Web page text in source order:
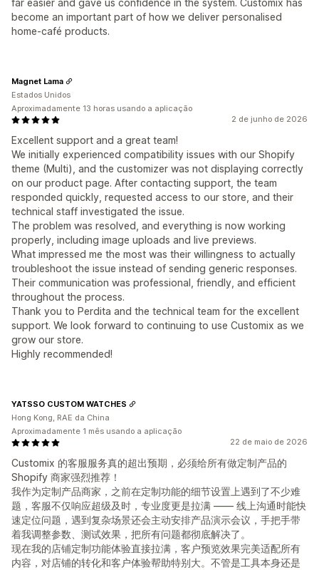
far easier and gave us confidence in the system. Customix has
become an important part of how we deliver personalised
home‑café products.
2 de junho de 2026
Excellent support and a great team!
We initially experienced compatibility issues with our Shopify
theme (Multi), and the customizer was not displaying correctly
on our product page. After contacting support, the team
responded quickly, requested access to our store, and their
technical staff investigated the issue.
The problem was resolved, and everything is now working
properly, including image uploads and live previews.
What impressed me the most was their willingness to actually
troubleshoot the issue instead of sending generic responses.
Their communication was professional, friendly, and efficient
throughout the process.
Thank you to Perdita and the technical team for the excellent
support. We look forward to continuing to use Customix as we
grow our store.
Highly recommended!
Magnet Lama
Estados Unidos
Aproximadamente 13 horas usando a aplicação
22 de maio de 2026
Customix 的客服服务真的超出预期，必须给所有做定制产品的
Shopify 商家强烈推荐！
我作为定制产品商家，之前在定制功能的细节设置上遇到了不少难
题，客服不仅响应超级及时，专业度更是拉满 —— 线上沟通时能快
速定位问题，遇到复杂场景还会主动安排产品演示会议，手把手带
着我调整参数、测试效果，把所有问题都彻底解决了。
现在我的店铺定制功能体验直接拉满，客户预览效果完美适配所有
内容，对店铺的转化和客户体验帮助特别大。不管是工具本身还是
YATSSO CUSTOM WATCHES
Hong Kong, RAE da China
Aproximadamente 1 mês usando a aplicação